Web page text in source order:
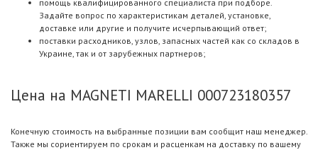
помощь квалифицированного специалиста при подборе.
Задайте вопрос по характеристикам деталей, установке,
доставке или другие и получите исчерпывающий ответ;
поставки расходников, узлов, запасных частей как со складов в
Украине, так и от зарубежных партнеров;
Цена на MAGNETI MARELLI 000723180357
Конечную стоимость на выбранные позиции вам сообщит наш менеджер.
Также мы сориентируем по срокам и расценкам на доставку по вашему